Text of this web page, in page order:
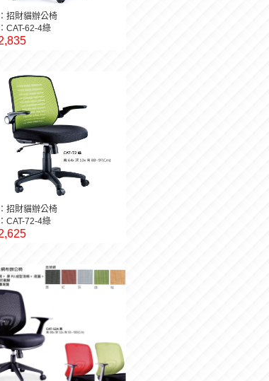
招財貓辦公椅
CAT-62-4綠
招財貓辦公椅
CAT-72-4綠